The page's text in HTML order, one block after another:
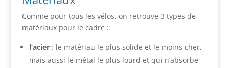
Comme pour tous les vélos, on retrouve 3 types de
matériaux pour le cadre :
l’acier : le matériau le plus solide et le moins cher,
mais aussi le métal le plus lourd et qui n’absorbe